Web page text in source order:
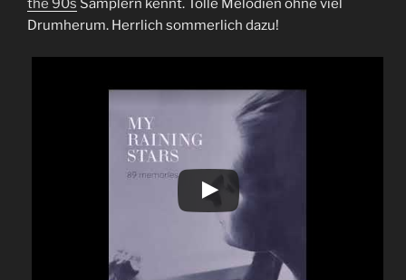
the 90s Samplern kennt. Tolle Melodien ohne viel
Drumherum. Herrlich sommerlich dazu!